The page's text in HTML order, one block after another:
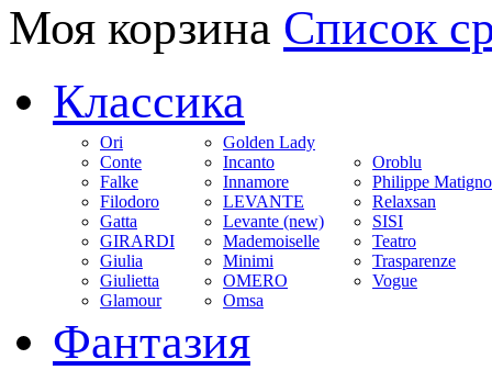
Моя корзина Список
Классика
Ori
Conte
Falke
Filodoro
Gatta
GIRARDI
Giulia
Giulietta
Glamour
Golden Lady
Incanto
Innamore
LEVANTE
Levante (new)
Mademoiselle
Minimi
OMERO
Omsa
Oroblu
Philippe
Relaxsan
SISI
Teatro
Trasparenze
Vogue
Фантазия